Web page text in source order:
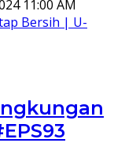
11:00 AM